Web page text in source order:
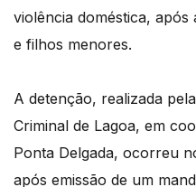
violência doméstica, após
e filhos menores.
A detenção, realizada
Criminal de Lagoa, em
Ponta Delgada, ocorreu
após emissão de um